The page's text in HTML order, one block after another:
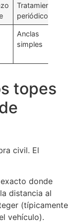
Tratamiento
periódico
Anclas
simples
topes
civil. El
donde
distancia al
(típicamente
vehículo).